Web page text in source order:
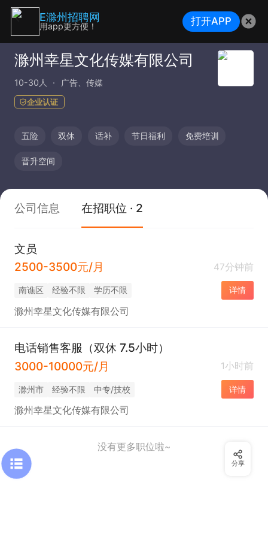
滁州幸星文化传媒有限公司
10-30人 广告、传媒
企业认证
五险 双休 话补 节日福利 免费培训
晋升空间
公司信息 在招职位 · 2
文员
2500-3500元/月
47分钟前
南谯区 经验不限 学历不限 详情
滁州幸星文化传媒有限公司
电话销售客服（双休 7.5小时）
3000-10000元/月
1小时前
滁州市 经验不限 中专/技校 详情
滁州幸星文化传媒有限公司
没有更多职位啦~
分享
E滁州招聘网
用app更方便！ 打开APP